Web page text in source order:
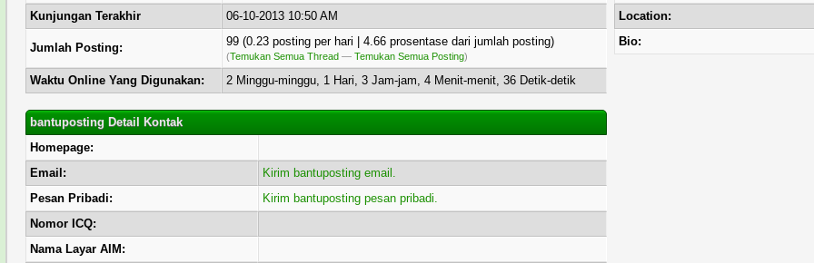
Kunjungan Terakhir
06-10-2013 10:50 AM
Jumlah Posting: 99 (0.23 posting per hari | 4.66 prosentase dari jumlah posting)
(Temukan Semua Thread —Temukan Semua Posting)
Waktu Online Yang Digunakan: 2 Minggu-minggu, 1 Hari, 3 Jam-jam, 4 Menit-menit, 36 Detik-detik
bantuposting Detail Kontak
Homepage:
Email:
Kirim bantuposting email.
Pesan Pribadi:
Kirim bantuposting pesan pribadi.
Nomor ICQ:
Nama Layar AIM:
Location:
Bio: